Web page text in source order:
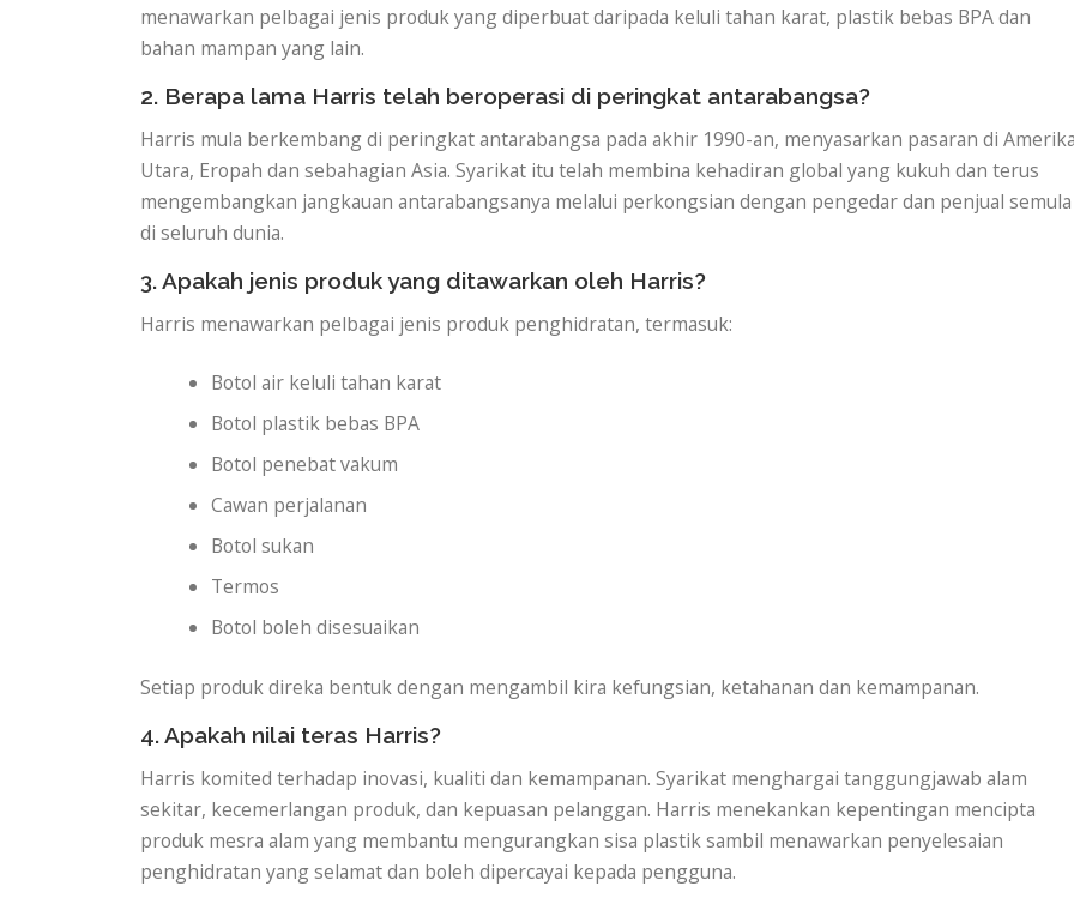
menawarkan pelbagai jenis produk yang diperbuat daripada keluli tahan karat, plastik bebas BPA dan
bahan mampan yang lain.
2. Berapa lama Harris telah beroperasi di peringkat antarabangsa?
Harris mula berkembang di peringkat antarabangsa pada akhir 1990-an, menyasarkan pasaran di
Utara, Eropah dan sebahagian Asia. Syarikat itu telah membina kehadiran global yang kukuh dan terus
mengembangkan jangkauan antarabangsanya melalui perkongsian dengan pengedar dan penjual semula
di seluruh dunia.
3. Apakah jenis produk yang ditawarkan oleh Harris?
Harris menawarkan pelbagai jenis produk penghidratan, termasuk:
Botol air keluli tahan karat
Botol plastik bebas BPA
Botol penebat vakum
Cawan perjalanan
Botol sukan
Termos
Botol boleh disesuaikan
Setiap produk direka bentuk dengan mengambil kira kefungsian, ketahanan dan kemampanan.
4. Apakah nilai teras Harris?
Harris komited terhadap inovasi, kualiti dan kemampanan. Syarikat menghargai tanggungjawab alam
sekitar, kecemerlangan produk, dan kepuasan pelanggan. Harris menekankan kepentingan mencipta
produk mesra alam yang membantu mengurangkan sisa plastik sambil menawarkan penyelesaian
penghidratan yang selamat dan boleh dipercayai kepada pengguna.